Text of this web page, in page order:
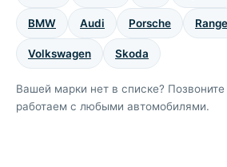
BMW Audi Porsche
Volkswagen Skoda
Вашей марки нет в списке? Позвоните
работаем с любыми автомобилями.